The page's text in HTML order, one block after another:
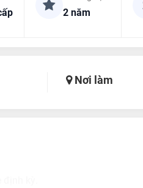
2 năm
Nơi làm